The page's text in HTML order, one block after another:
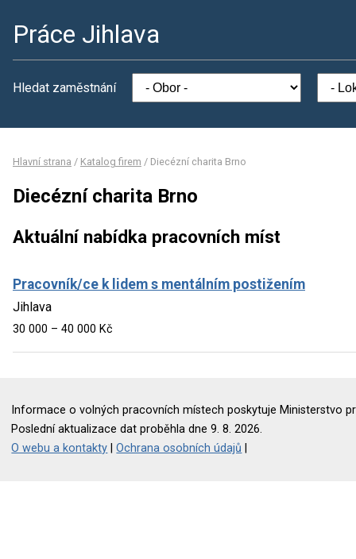
Práce Jihlava
Hledat zaměstnání
Hlavní strana / Katalog firem / Diecézní charita Brno
Diecézní charita Brno
Aktuální nabídka pracovních míst
Pracovník/ce k lidem s mentálním postižením
Jihlava
30 000 – 40 000 Kč
Informace o volných pracovních místech poskytuje Ministerstvo
Poslední aktualizace dat proběhla dne 9. 8. 2026.
O webu a kontakty |Ochrana osobních údajů